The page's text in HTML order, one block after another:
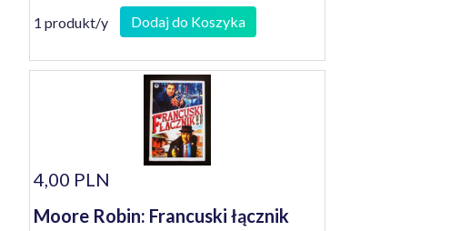
1 produkt/y Dodaj do Koszyka
4,00 PLN
Moore Robin: Francuski łącznik